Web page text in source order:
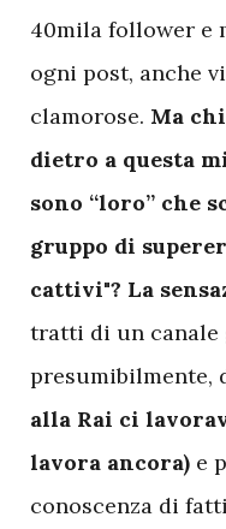
40mila follower e
ogni post, anche
clamorose. Ma
dietro a questa
sono “loro” che
gruppo di
cattivi"? La
tratti di un canale
presumibilmente,
alla Rai ci
lavora ancora) e
conoscenza di